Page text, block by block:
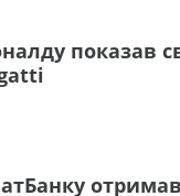
показав